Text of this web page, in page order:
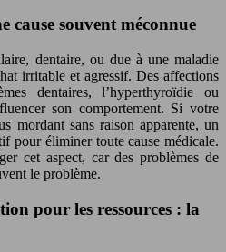
cause souvent méconnue
dentaire, ou due à une maladie
irritable et agressif. Des affections
dentaires, l’hyperthyroïdie ou
son comportement. Si votre
mordant sans raison apparente, un
pour éliminer toute cause médicale.
cet aspect, car des problèmes de
le problème.
pour les ressources : la